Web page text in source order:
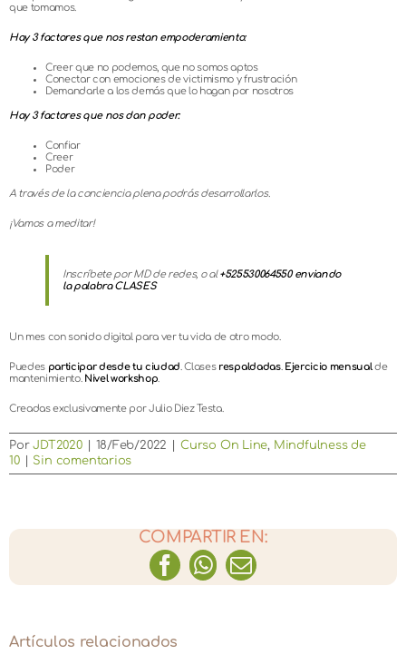
que tomamos.
Hay 3 factores que nos restan empoderamiento:
Creer que no podemos, que no somos aptos
Conectar con emociones de victimismo y frustración
Demandarle a los demás que lo hagan por nosotros
Hay 3 factores que nos dan poder:
Confiar
Creer
Poder
A través de la conciencia plena podrás desarrollarlos.
¡Vamos a meditar!
Inscríbete por MD de redes, o al+525530064550 enviando
la palabra CLASES
Un mes con sonido digital para ver tu vida de otro modo.
Puedes participar desde tu ciudad. Clases respaldadas. Ejercicio mensualde
mantenimiento. Nivel workshop.
Creadas exclusivamente por Julio Diez Testa.
PorJDT2020 18/Feb/2022 Curso On Line, Mindfulness de
10
Sin comentarios
COMPARTIR EN:
Facebook
WhatsApp
Correo
Artículos relacionados